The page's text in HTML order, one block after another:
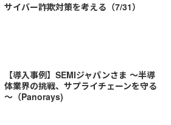
サイバー詐欺対策を考える（7/31）
【導入事例】SEMIジャパンさま ～半導
体業界の挑戦、サプライチェーンを守る
～（Panorays)